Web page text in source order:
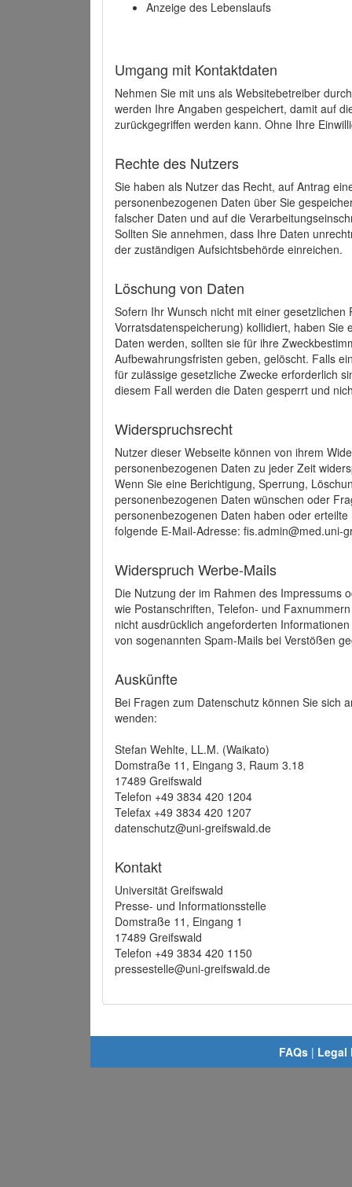
Anzeige des Lebenslaufs
Umgang mit Kontaktdaten
Nehmen Sie mit uns als Websitebetreiber
werden Ihre Angaben gespeichert, damit auf
zurückgegriffen werden kann. Ohne Ihre
Rechte des Nutzers
Sie haben als Nutzer das Recht, auf Antrag
personenbezogenen Daten über Sie
falscher Daten und auf die
Sollten Sie annehmen, dass Ihre Daten
der zuständigen Aufsichtsbehörde einreichen.
Löschung von Daten
Sofern Ihr Wunsch nicht mit einer
Vorratsdatenspeicherung) kollidiert, haben
Daten werden, sollten sie für ihre
Aufbewahrungsfristen geben, gelöscht. Falls
für zulässige gesetzliche Zwecke erforderlich
diesem Fall werden die Daten gesperrt und
Widerspruchsrecht
Nutzer dieser Webseite können von ihrem
personenbezogenen Daten zu jeder Zeit
Wenn Sie eine Berichtigung, Sperrung,
personenbezogenen Daten wünschen oder
personenbezogenen Daten haben oder
folgende E-Mail-Adresse: fis.admin@med.uni-
Widerspruch Werbe-Mails
Die Nutzung der im Rahmen des Impressums
wie Postanschriften, Telefon- und
nicht ausdrücklich angeforderten
von sogenannten Spam-Mails bei Verstößen
Auskünfte
Bei Fragen zum Datenschutz können Sie sich
wenden:
Stefan Wehlte, LL.M. (Waikato)
Domstraße 11, Eingang 3, Raum 3.18
17489 Greifswald
Telefon +49 3834 420 1204
Telefax +49 3834 420 1207
datenschutz@uni-greifswald.de
Kontakt
Universität Greifswald
Presse- und Informationsstelle
Domstraße 11, Eingang 1
17489 Greifswald
Telefon +49 3834 420 1150
pressestelle@uni-greifswald.de
FAQs | Legal